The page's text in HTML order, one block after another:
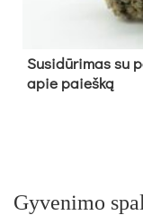
Su­si­dū­ri­mas su
apie paieš­ką
Gyvenimo